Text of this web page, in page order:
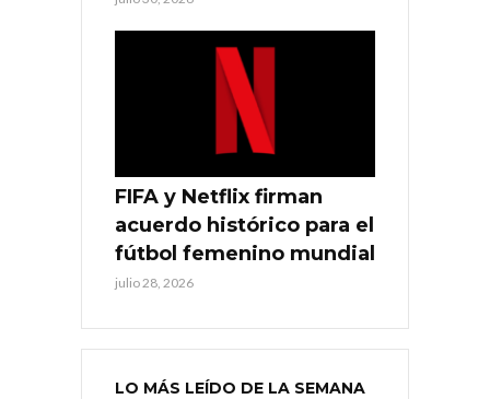
FIFA y Netflix firman
acuerdo histórico para el
fútbol femenino mundial
julio 28, 2026
LO MÁS LEÍDO DE LA SEMANA